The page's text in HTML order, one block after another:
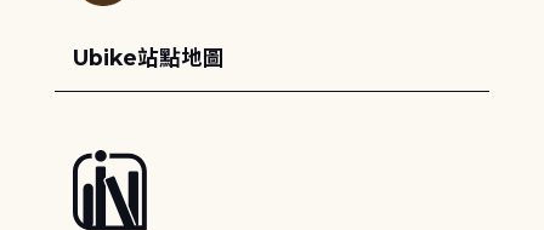
Ubike站點地圖